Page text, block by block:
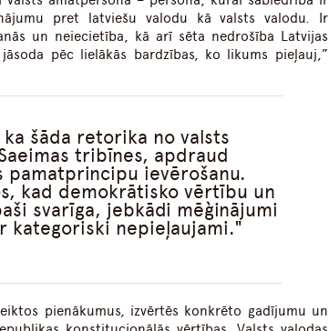
pret latviešu valodu kā valsts valodu. Ir
un neiecietība, kā arī sēta nedrošība Latvijas
pēc lielākās bardzības, ko likums pieļauj,”
šāda retorika no valsts
tribīnes, apdraud
ievērošanu.
kad demokrātisko vērtību un
svarīga, jebkādi mēģinājumi
kategoriski nepieļaujami.
pienākumus, izvērtēs konkrēto gadījumu un